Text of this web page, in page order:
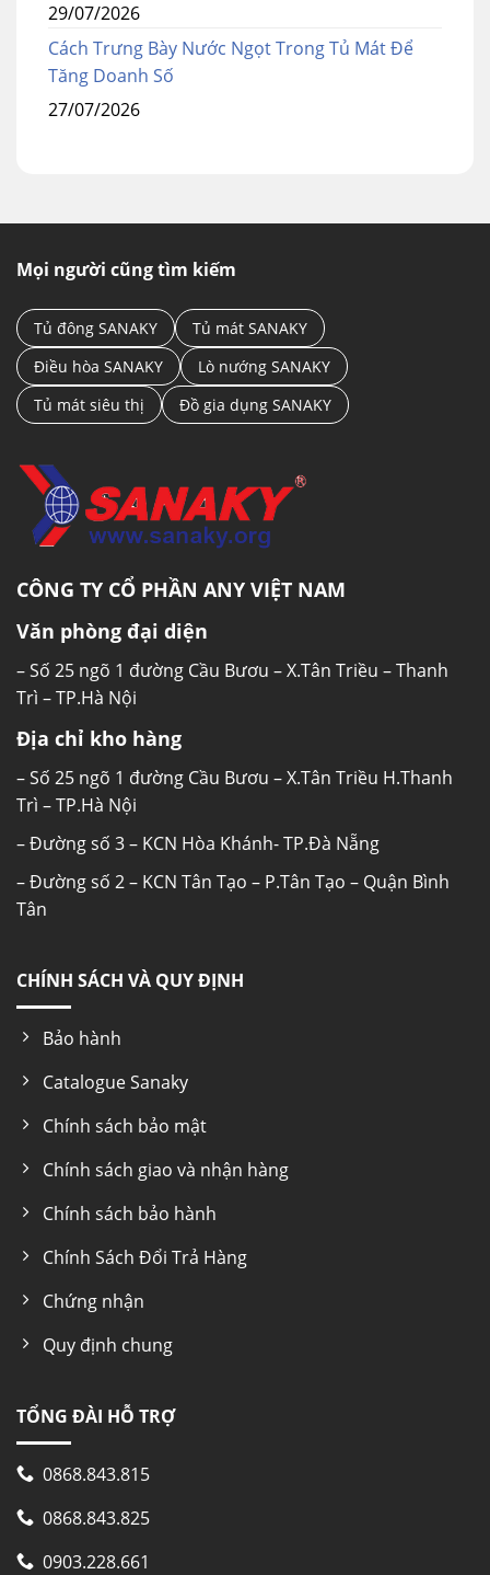
29/07/2026
Cách Trưng Bày Nước Ngọt Trong Tủ Mát Để
Tăng Doanh Số
27/07/2026
Mọi người cũng tìm kiếm
Tủ đông SANAKY
Tủ mát SANAKY
Điều hòa SANAKY
Lò nướng SANAKY
Tủ mát siêu thị
Đồ gia dụng SANAKY
CÔNG TY CỔ PHẦN ANY VIỆT NAM
Văn phòng đại diện
– Số 25 ngõ 1 đường Cầu Bươu – X.Tân Triều – Thanh
Trì – TP.Hà Nội
Địa chỉ kho hàng
– Số 25 ngõ 1 đường Cầu Bươu – X.Tân Triều H.Thanh
Trì – TP.Hà Nội
– Đường số 3 – KCN Hòa Khánh- TP.Đà Nẵng
– Đường số 2 – KCN Tân Tạo – P.Tân Tạo – Quận Bình
Tân
CHÍNH SÁCH VÀ QUY ĐỊNH
Bảo hành
Catalogue Sanaky
Chính sách bảo mật
Chính sách giao và nhận hàng
Chính sách bảo hành
Chính Sách Đổi Trả Hàng
Chứng nhận
Quy định chung
TỔNG ĐÀI HỖ TRỢ
0868.843.815
0868.843.825
0903.228.661